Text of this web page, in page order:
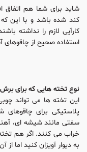
شاید برای شما هم اتفاق
کند شده باشد و با این
استفاده صحیح از چاقوهای
نوع تخته هایی که برای
این تخته ها می تواند
پلاستیکی برای
سفتی مانند شیشه ای،
خراب می کنند. اگر هم
به دیوار آویزان کنید اما